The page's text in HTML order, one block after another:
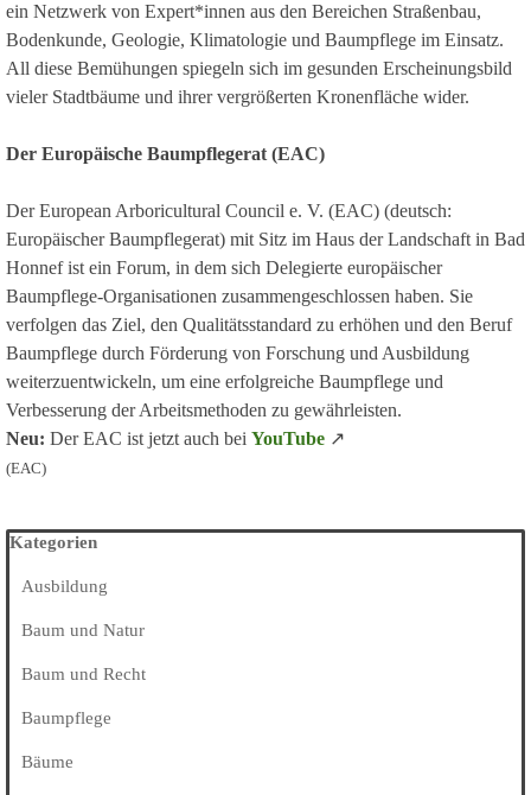
ein Netzwerk von Expert*innen aus den Bereichen Straßenbau,
Bodenkunde, Geologie, Klimatologie und Baumpflege im Einsatz.
All diese Bemühungen spiegeln sich im gesunden Erscheinungsbild
vieler Stadtbäume und ihrer vergrößerten Kronenfläche wider.
Der Europäische Baumpflegerat (EAC)
Der European Arboricultural Council e. V. (EAC) (deutsch:
Europäischer Baumpflegerat) mit Sitz im Haus der Landschaft in Bad
Honnef ist ein Forum, in dem sich Delegierte europäischer
Baumpflege-Organisationen zusammengeschlossen haben. Sie
verfolgen das Ziel, den Qualitätsstandard zu erhöhen und den Beruf
Baumpflege durch Förderung von Forschung und Ausbildung
weiterzuentwickeln, um eine erfolgreiche Baumpflege und
Verbesserung der Arbeitsmethoden zu gewährleisten.
Neu: Der EAC ist jetzt auch bei YouTube ↗
(EAC)
Block überspringen Kategorien
Kategorien
Ausbildung
Baum und Natur
Baum und Recht
Baumpflege
Bäume